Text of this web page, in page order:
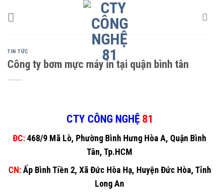
TIN TỨC
Công ty bơm mực máy in tại quận bình tân
CTY CÔNG NGHỆ 81
ĐC:468/9 Mã Lò, Phường Bình Hưng Hòa A, Quận Bình
Tân, Tp.HCM
CN: Ấp Bình Tiền 2, Xã Đức Hòa Hạ, Huyện Đức Hòa, Tỉnh
Long An